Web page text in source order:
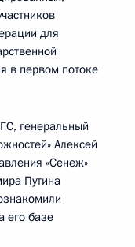
для
в первом потоке
генеральный
Алексей
«Сенеж»
Путина
его базе